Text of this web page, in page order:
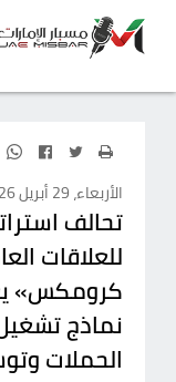
الأربعاء، 29 أبريل 2026
تحالف
للعلاقات
كرومكس»
نماذج
الحملات